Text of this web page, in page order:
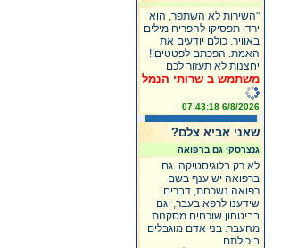
"השירות לא השתפר, הוא
ירד. תפסיקו להפריח מילים
באוויר. כולם יודעים את
האמת. הפכתם לפטטים!!
יחצנות לא תעזור לכם
משתמש ב שרותי הנמל
6/8/2026 07:43:18
שאני אביא צלם?
גנצרסקי גם ברפואה
לא רק בלוגיסטיקה. גם
ברפואה יש ענף בשם
רפואה נשכחת, דברים
שידענו לרפא בעבר, וגם
בביטחון שוכחים מסקנות
מהעבר. בני אדם מוגבלים
ביכולתם